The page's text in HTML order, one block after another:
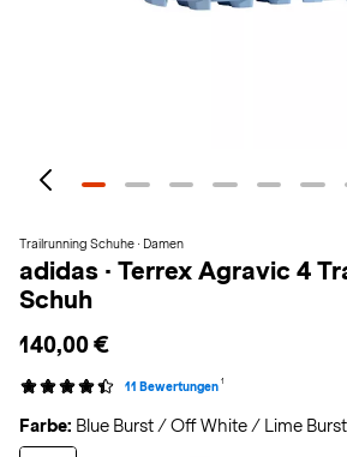
Trailrunning Schuhe · Damen
adidas · Terrex Agravic 4
Schuh
140,00 €
11 Bewertungen 1
Farbe: Blue Burst / Off White / Lime Burst